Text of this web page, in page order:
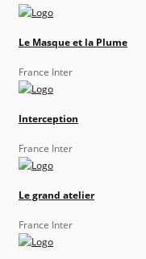
Le Masque et la Plume
France Inter
Interception
France Inter
Le grand atelier
France Inter